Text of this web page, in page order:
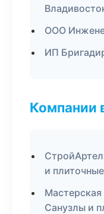
ООО
ИП
Компании
и
Санузлы и